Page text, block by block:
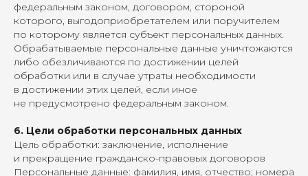
федеральным законом, договором, стороной
которого, выгодоприобретателем или поручителем
по которому является субъект персональных данных.
Обрабатываемые персональные данные уничтожаются
либо обезличиваются по достижении целей
обработки или в случае утраты необходимости
в достижении этих целей, если иное
не предусмотрено федеральным законом.
6. Цели обработки персональных данных
Цель обработки: заключение, исполнение
и прекращение гражданско-правовых договоров
Персональные данные: фамилия, имя, отчество; номера